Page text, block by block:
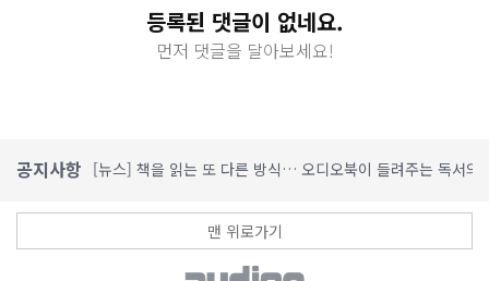
등록된 댓글이 없네요.
먼저 댓글을 달아보세요!
공지사항 [뉴스] 책을 읽는 또 다른 방식… 오디오북이 들려주는 독서의
[뉴스] 4월 대학 및 공공도서관 대상 오디오북 체험 행사 본격
[뉴스] 오디언, 'AI plus 오디오북' 1,000종 공개
[뉴스] 독서의 재발견, AI 오디오북이 여는 스토리텔링
맨 위로가기